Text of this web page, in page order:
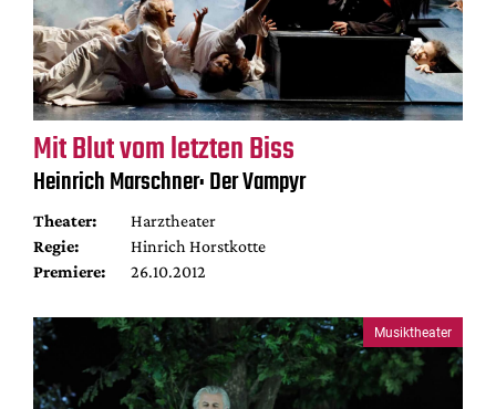
Mit Blut vom letzten Biss
Heinrich Marschner: Der Vampyr
Theater:
Harztheater
Regie:
Hinrich Horstkotte
Premiere:
26.10.2012
Musiktheater